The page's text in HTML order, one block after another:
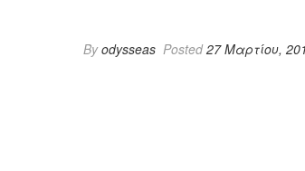
Byodysseas Posted27 Μαρτίου,